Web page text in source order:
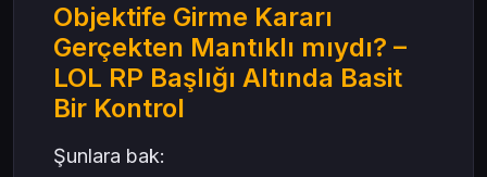
Objektife Girme Kararı
Gerçekten Mantıklı mıydı? –
LOL RP Başlığı Altında Basit
Bir Kontrol
Şunlara bak: